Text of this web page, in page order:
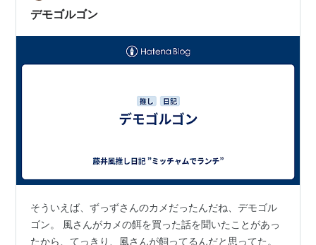
ら、蓋をしめて15分弱火ですね。そこから火を止めて15
デモゴルゴン
そういえば、ずっずさんのカメだったんだね、デモゴル
ゴン。 風さんがカメの餌を買った話を聞いたことがあっ
たから、てっきり、風さんが飼ってるんだと思ってた。